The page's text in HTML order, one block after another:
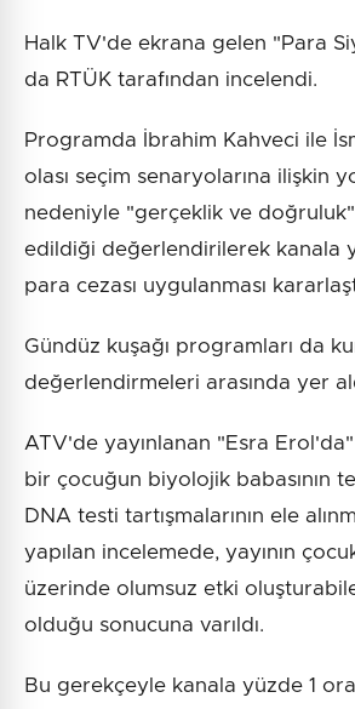
Halk TV'de ekrana gelen "Para
da RTÜK tarafından incelendi.
Programda İbrahim Kahveci ile
olası seçim senaryolarına ilişkin
nedeniyle "gerçeklik ve doğruluk"
edildiği değerlendirilerek kanala
para cezası uygulanması
Gündüz kuşağı programları da
değerlendirmeleri arasında yer
ATV'de yayınlanan "Esra
bir çocuğun biyolojik babasının
DNA testi tartışmalarının ele
yapılan incelemede, yayının
üzerinde olumsuz etki
olduğu sonucuna varıldı.
Bu gerekçeyle kanala yüzde 1